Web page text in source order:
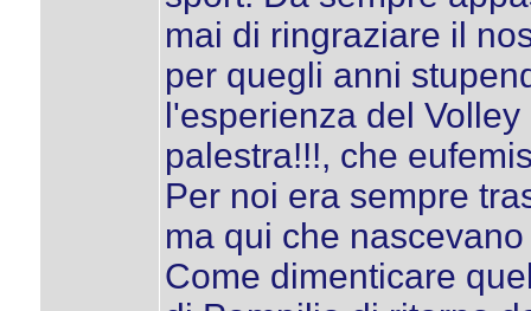
mai di ringraziare il
per quegli anni
l'esperienza del
palestra!!!, che
Per noi era sempre
ma qui che
Come dimenticare